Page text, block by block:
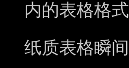
内的表格格
纸质表格瞬